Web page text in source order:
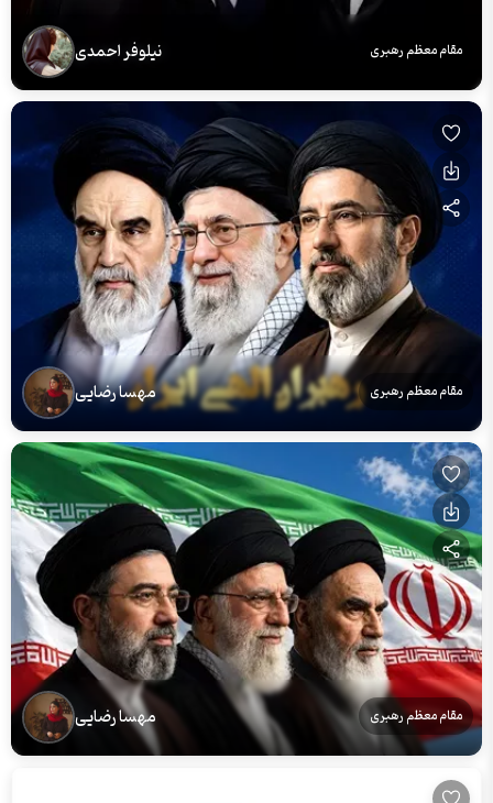
مقام معظم رهبری نیلوفر احمدی
مقام معظم رهبری مهسا رضایی
مقام معظم رهبری مهسا رضایی